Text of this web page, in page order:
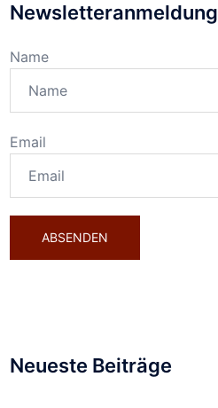
Newsletteranmeldung
Name
Email
Neueste Beiträge